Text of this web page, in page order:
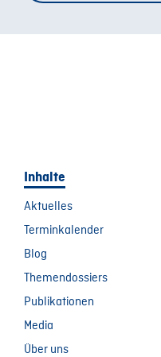
Inhalte
Aktuelles
Terminkalender
Blog
Themendossiers
Publikationen
Media
Über uns